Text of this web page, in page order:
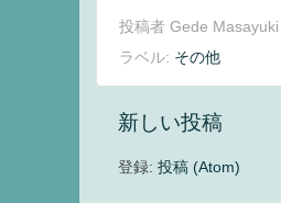
投稿者 Gede Masayuki
ラベル: その他
新しい投稿
登録: 投稿 (Atom)